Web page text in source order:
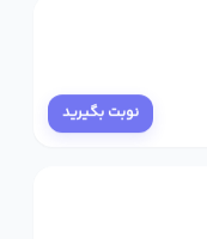
نوبت بگیرید